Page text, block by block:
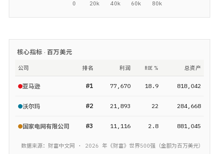
核心指标 · 百万美元
公司 排名 利润 ROE % 总资产
亚马逊 #1 77,670 18.9 818,042
沃尔玛 #2 21,893 22 284,668
国家电网有限公司 #3 11,116 2.8 881,045
数据来源：财富中文网 · 2026 年《财富》 世界500强 （金额为百万美元）